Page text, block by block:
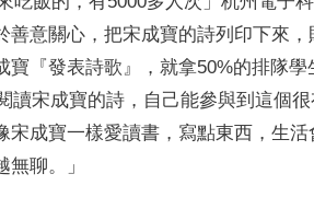
善意關心，把宋成寶的詩列印下來
寶『發表詩歌』，就拿50%的排隊
讀宋成寶的詩，自己能參與到這個
宋成寶一樣愛讀書，寫點東西，生
聊。」